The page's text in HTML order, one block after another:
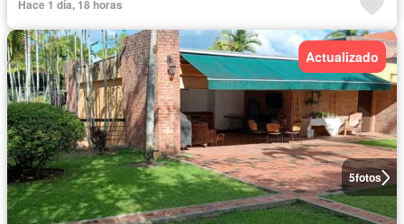
Hace 1 día, 18 horas
5fotos
Actualizado